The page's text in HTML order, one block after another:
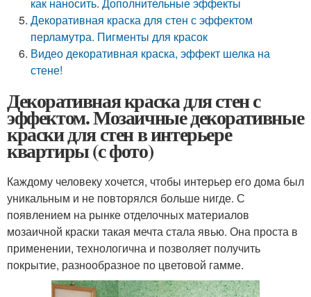
Декоративная краска для стен с эффектом
перламутра. Пигменты для красок
Видео декоративная краска, эффект шелка на
стене!
Декоративная краска для стен с
эффектом. Мозаичные декоративные
краски для стен в интерьере
квартиры (с фото)
Каждому человеку хочется, чтобы интерьер его дома был
уникальным и не повторялся больше нигде. С
появлением на рынке отделочных материалов
мозаичной краски такая мечта стала явью. Она проста в
применении, технологична и позволяет получить
покрытие, разнообразное по цветовой гамме.